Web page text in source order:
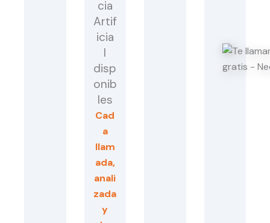
cia
Artif
icia
l
disp
onib
les
Cad
a
llam
ada,
anali
zada
y